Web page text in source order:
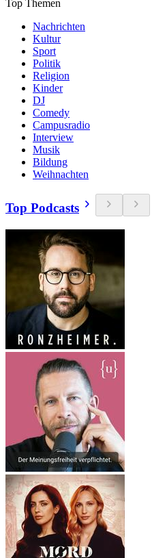
Top Themen
Nachrichten
Kultur
Sport
Politik
Religion
Kinder
DJ
Comedy
Campusradio
Interview
Musik
Bildung
Weihnachten
Top Podcasts